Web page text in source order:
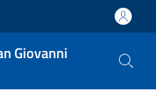
Giovanni